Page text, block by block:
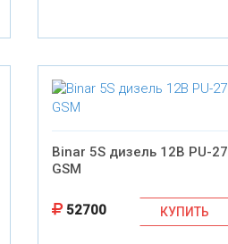
Binar 5S дизель 12В PU-27
GSM
52700 КУПИТЬ